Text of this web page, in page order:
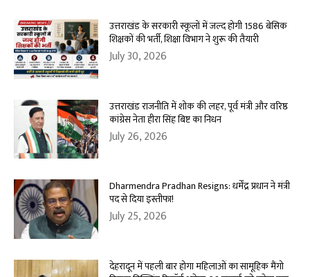
उत्तराखंड के सरकारी स्कूलों में जल्द होगी 1586 बेसिक
शिक्षकों की भर्ती, शिक्षा विभाग ने शुरू की तैयारी
July 30, 2026
उत्तराखंड राजनीति में शोक की लहर, पूर्व मंत्री और वरिष्ठ
कांग्रेस नेता हीरा सिंह बिष्ट का निधन
July 26, 2026
Dharmendra Pradhan Resigns: धर्मेंद्र प्रधान ने मंत्री
पद से दिया इस्तीफा!
July 25, 2026
देहरादून में पहली बार होगा महिलाओं का सामूहिक मैंगो